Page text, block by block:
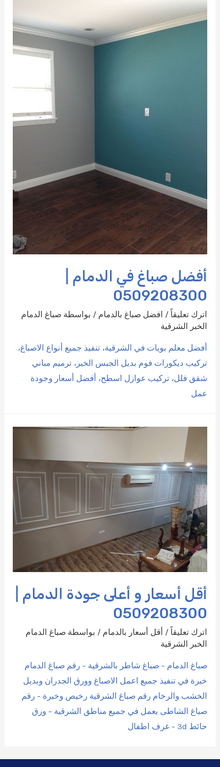
أفضل صباغ في الدمام |
0509208300
اترك تعليقاً / افضل صباغ بالدمام / بواسطة صباغ الدمام
الخبر الشرقية
أفضل معلم بويات في الشرقية، تنفيذ جميع أنواع الاصباغ،
تركيب ديكورات فوم بديل الجبس الخبر، ترميم مباني
شقق فلل، تركيب عوازل اسطح، أفضل أسعار وجودة
عمل
أقل أسعار و أعلى جودة الدمام |
0509208300
اترك تعليقاً / أقل أسعار بالدمام / بواسطة صباغ الدمام
الخبر الشرقية
صباغ الدمام – صباغ شاطر بالشرقية – رقم صباغ الدمام
خبرة في تنفيذ جميع اعمل الاصباغ وورق الجدران وبديل
الخشب والرخام رقم صباغ الشرقية رخيص وخبرة – رقم
صباغ الشاطى يعمل في جميع مناطق الشرقية – ورق
حائط 3d – غرف اطفال